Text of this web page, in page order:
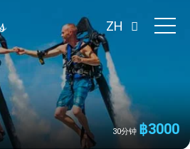
ZH
30分钟 ฿3000